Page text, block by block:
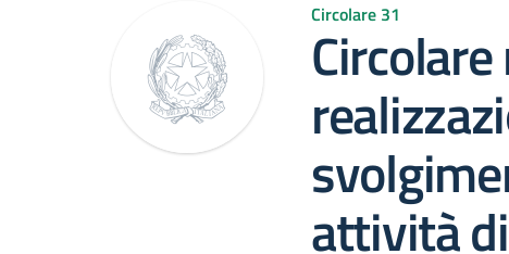
Circolare 31
attività